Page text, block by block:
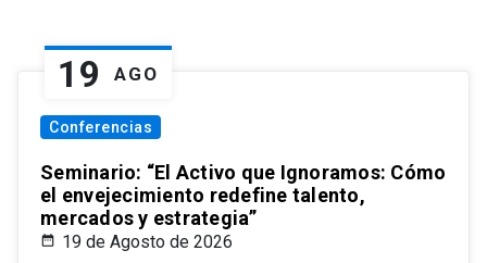
19 AGO
Conferencias
Seminario: “El Activo que Ignoramos: Cómo
el envejecimiento redefine talento,
mercados y estrategia”
19 de Agosto de 2026